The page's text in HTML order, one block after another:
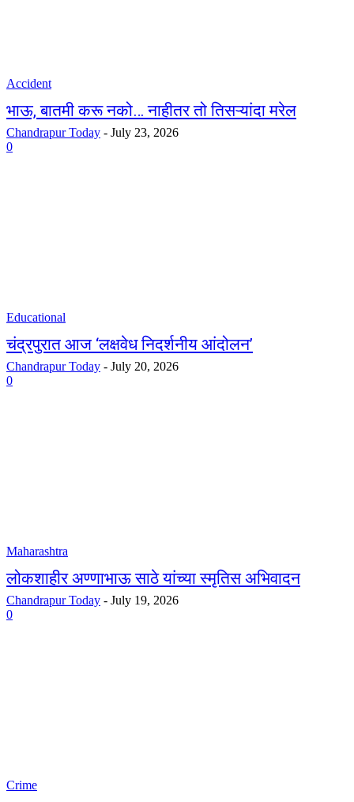
Accident
भाऊ, बातमी करू नको… नाहीतर तो तिसऱ्यांदा मरेल
Chandrapur Today - July 23, 2026
0
Educational
चंद्रपुरात आज ‘लक्षवेध निदर्शनीय आंदोलन’
Chandrapur Today - July 20, 2026
0
Maharashtra
लोकशाहीर अण्णाभाऊ साठे यांच्या स्मृतिस अभिवादन
Chandrapur Today - July 19, 2026
0
Crime